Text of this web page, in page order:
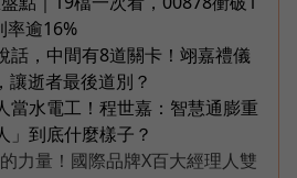
率逾16%
話，中間有8道關卡！翊嘉禮儀
讓逝者最後道別？
當水電工！程世嘉：智慧通膨重
」到底什麼樣子？
力量！國際品牌X百大經理人雙